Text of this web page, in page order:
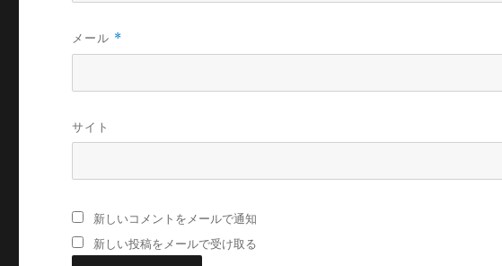
メール *
サイト
新しいコメントをメールで通知
新しい投稿をメールで受け取る